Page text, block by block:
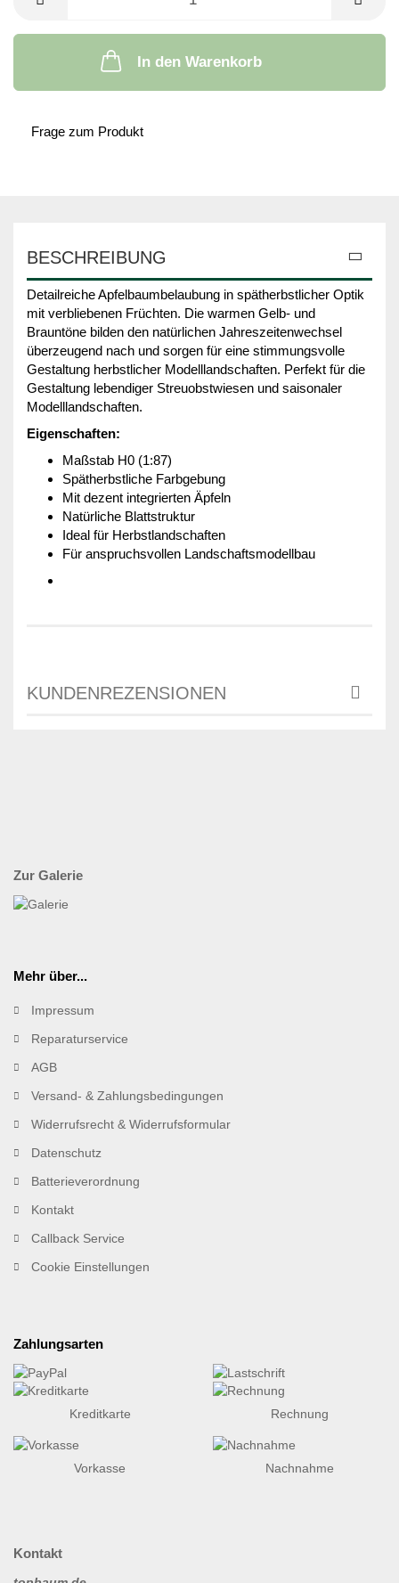
In den Warenkorb
Frage zum Produkt
BESCHREIBUNG
Detailreiche Apfelbaumbelaubung in spätherbstlicher Optik
mit verbliebenen Früchten. Die warmen Gelb- und
Brauntöne bilden den natürlichen Jahreszeitenwechsel
überzeugend nach und sorgen für eine stimmungsvolle
Gestaltung herbstlicher Modelllandschaften. Perfekt für die
Gestaltung lebendiger Streuobstwiesen und saisonaler
Modelllandschaften.
Eigenschaften:
Maßstab H0 (1:87)
Spätherbstliche Farbgebung
Mit dezent integrierten Äpfeln
Natürliche Blattstruktur
Ideal für Herbstlandschaften
Für anspruchsvollen Landschaftsmodellbau
KUNDENREZENSIONEN
Zur Galerie
Mehr über...
Impressum
Reparaturservice
AGB
Versand- & Zahlungsbedingungen
Widerrufsrecht & Widerrufsformular
Datenschutz
Batterieverordnung
Kontakt
Callback Service
Cookie Einstellungen
Zahlungsarten
Kreditkarte Rechnung
Vorkasse Nachnahme
Kontakt